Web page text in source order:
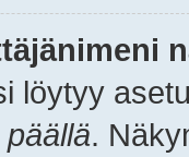
löytyy
päällä.